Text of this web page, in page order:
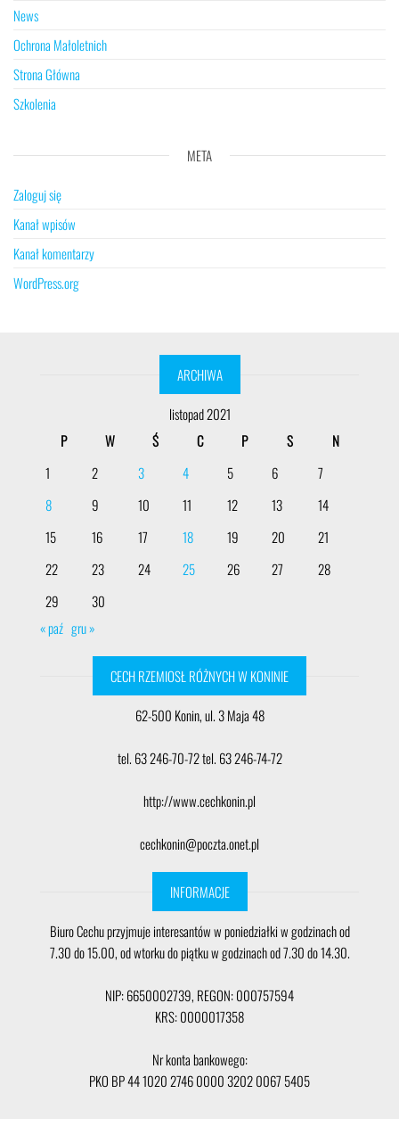
News
Ochrona Małoletnich
Strona Główna
Szkolenia
META
Zaloguj się
Kanał wpisów
Kanał komentarzy
WordPress.org
ARCHIWA
listopad 2021
P
W Ś C P S
N
1
2 3 4 5 6
7
8
9 10 11 12 13
14
15
16 17 18 19 20
21
22
23 24 25 26 27
28
29
30
« paź gru »
CECH RZEMIOSŁ RÓŻNYCH W KONINIE
62-500 Konin, ul. 3 Maja 48
tel. 63 246-70-72 tel. 63 246-74-72
http://www.cechkonin.pl
cechkonin@poczta.onet.pl
INFORMACJE
Biuro Cechu przyjmuje interesantów w poniedziałki w godzinach od
7.30 do 15.00, od wtorku do piątku w godzinach od 7.30 do 14.30.
NIP: 6650002739, REGON: 000757594
KRS: 0000017358
Nr konta bankowego:
PKO BP 44 1020 2746 0000 3202 0067 5405